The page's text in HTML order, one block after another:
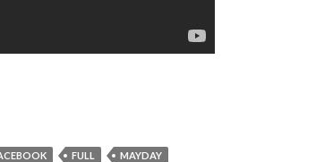
起點 Beginning of the End 完整版
FULL
MAYDAY